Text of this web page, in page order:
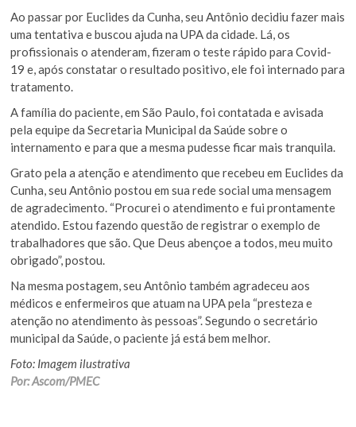
Ao passar por Euclides da Cunha, seu Antônio decidiu fazer mais
uma tentativa e buscou ajuda na UPA da cidade. Lá, os
profissionais o atenderam, fizeram o teste rápido para Covid-
19 e, após constatar o resultado positivo, ele foi internado para
tratamento.
A família do paciente, em São Paulo, foi contatada e avisada
pela equipe da Secretaria Municipal da Saúde sobre o
internamento e para que a mesma pudesse ficar mais tranquila.
Grato pela a atenção e atendimento que recebeu em Euclides da
Cunha, seu Antônio postou em sua rede social uma mensagem
de agradecimento. “Procurei o atendimento e fui prontamente
atendido. Estou fazendo questão de registrar o exemplo de
trabalhadores que são. Que Deus abençoe a todos, meu muito
obrigado”, postou.
Na mesma postagem, seu Antônio também agradeceu aos
médicos e enfermeiros que atuam na UPA pela “presteza e
atenção no atendimento às pessoas”. Segundo o secretário
municipal da Saúde, o paciente já está bem melhor.
Foto: Imagem ilustrativa
Por: Ascom/PMEC